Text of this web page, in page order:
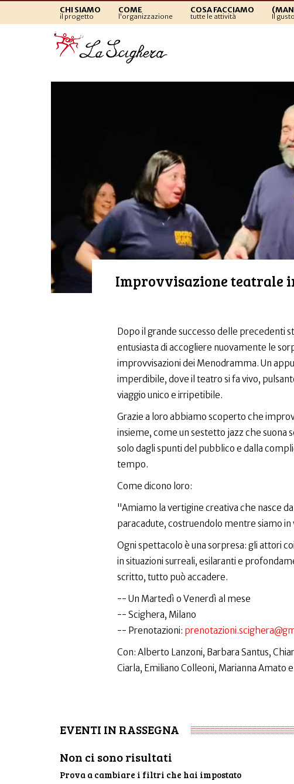
CHI SIAMO
il progetto
COME
l'organizzazione
COSA FACCIAMO
tutte le attività Il
Improvvisazione teatrale
Dopo il grande successo delle precedenti
entusiasta di accogliere nuovamente le
improvvisazioni dei Menodramma. Un
imperdibile, dove il teatro si fa vivo,
viaggio unico e irripetibile.
Grazie a loro abbiamo scoperto che
insieme, come un sestetto jazz che suona
solo dagli spunti del pubblico e dalla
tempo.
Come dicono loro:
"Amiamo la vertigine creativa che nasce
paracadute, costruendolo mentre siamo in
Ogni spettacolo è una sorpresa: gli attori
in situazioni surreali, esilaranti e
scritto, tutto può accadere.
-- Un Martedì o Venerdì al mese
-- Scighera, Milano
--️ Prenotazioni:
Con: Alberto Lanzoni, Barbara Santus,
Ciarla, Emiliano Colleoni, Marianna Amato
EVENTI IN RASSEGNA
Non ci sono risultati
Prova a cambiare i filtri che hai impostato